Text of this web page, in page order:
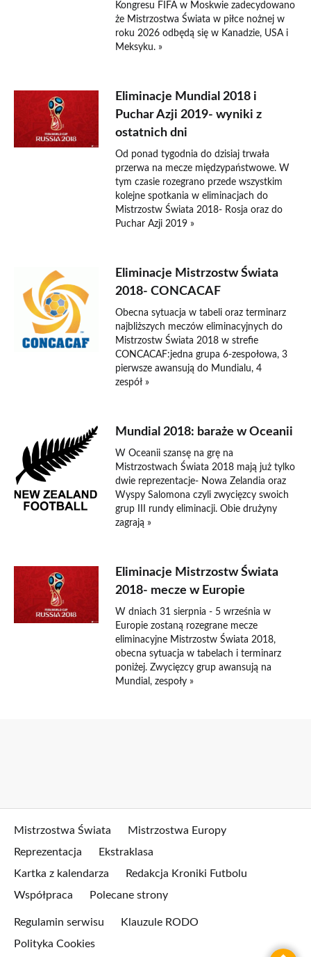
Kongresu FIFA w Moskwie zadecydowano
że Mistrzostwa Świata w piłce nożnej w
roku 2026 odbędą się w Kanadzie, USA i
Meksyku. »
Eliminacje Mundial 2018 i
Puchar Azji 2019- wyniki z
ostatnich dni
Od ponad tygodnia do dzisiaj trwała
przerwa na mecze międzypaństwowe. W
tym czasie rozegrano przede wszystkim
kolejne spotkania w eliminacjach do
Mistrzostw Świata 2018- Rosja oraz do
Puchar Azji 2019 »
Eliminacje Mistrzostw Świata
2018- CONCACAF
Obecna sytuacja w tabeli oraz terminarz
najbliższych meczów eliminacyjnych do
Mistrzostw Świata 2018 w strefie
CONCACAF:jedna grupa 6-zespołowa, 3
pierwsze awansują do Mundialu, 4
zespół »
Mundial 2018: baraże w Oceanii
W Oceanii szansę na grę na
Mistrzostwach Świata 2018 mają już tylko
dwie reprezentacje- Nowa Zelandia oraz
Wyspy Salomona czyli zwycięzcy swoich
grup III rundy eliminacji. Obie drużyny
zagrają »
Eliminacje Mistrzostw Świata
2018- mecze w Europie
W dniach 31 sierpnia - 5 września w
Europie zostaną rozegrane mecze
eliminacyjne Mistrzostw Świata 2018,
obecna sytuacja w tabelach i terminarz
poniżej. Zwycięzcy grup awansują na
Mundial, zespoły »
Mistrzostwa Świata
Mistrzostwa Europy
Reprezentacja
Ekstraklasa
Kartka z kalendarza
Redakcja Kroniki Futbolu
Współpraca
Polecane strony
Regulamin serwisu
Klauzule RODO
Polityka Cookies